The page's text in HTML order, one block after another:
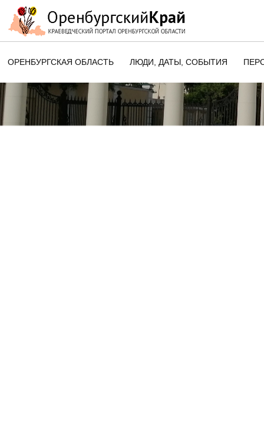
ОРЕНБУРГСКАЯ ОБЛАСТЬ ЛЮДИ, ДАТЫ, CОБЫТИЯ
ЭТОТ ДЕНЬ В ИСТОРИИ
ОРЕНБУРГСКОГО КРАЯ
ПАМЯТНЫЕ ДАТЫ